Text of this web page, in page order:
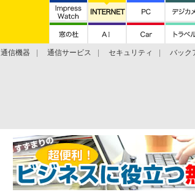
通信機器 通信サービス セキュリティ バック